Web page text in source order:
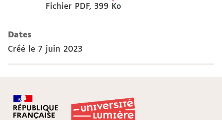
Fichier PDF, 399 Ko
Dates
Créé le 7 juin 2023